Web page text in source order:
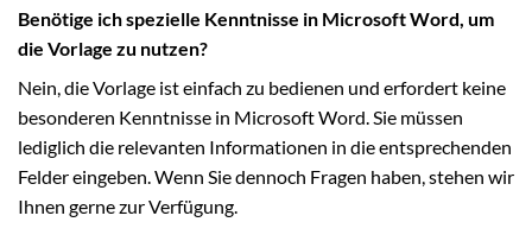
Benötige ich spezielle Kenntnisse in Microsoft Word, um
die Vorlage zu nutzen?
Nein, die Vorlage ist einfach zu bedienen und erfordert keine
besonderen Kenntnisse in Microsoft Word. Sie müssen
lediglich die relevanten Informationen in die entsprechenden
Felder eingeben. Wenn Sie dennoch Fragen haben, stehen wir
Ihnen gerne zur Verfügung.